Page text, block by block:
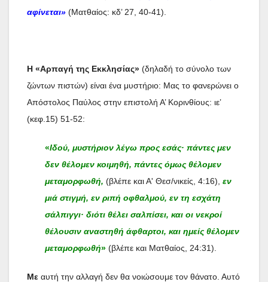
αφίνεται» (Ματθαίος: κδ’ 27, 40-41).
Η «Αρπαγή της Εκκλησίας» (δηλαδή το σύνολο των
ζώντων πιστών) είναι ένα μυστήριο: Μας το φανερώνει ο
Απόστολος Παύλος στην επιστολή Α’ Κορινθίους: ιε’
(κεφ.15) 51-52:
«Ιδού, μυστήριον λέγω προς εσάς· πάντες μεν
δεν θέλομεν κοιμηθή, πάντες όμως θέλομεν
μεταμορφωθή, (βλέπε και Α' Θεσ/νικείς, 4:16), εν
μιά στιγμή, εν ριπή οφθαλμού, εν τη εσχάτη
σάλπιγγι· διότι θέλει σαλπίσει, και οι νεκροί
θέλουσιν αναστηθή άφθαρτοι, και ημείς θέλομεν
μεταμορφωθή» (βλέπε και Ματθαίος, 24:31).
Με αυτή την αλλαγή δεν θα νοιώσουμε τον θάνατο. Αυτό